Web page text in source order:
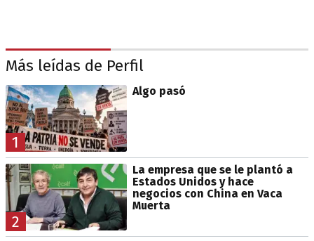
Más leídas de Perfil
1
Algo pasó
2
La empresa que se le plantó a
Estados Unidos y hace
negocios con China en Vaca
Muerta